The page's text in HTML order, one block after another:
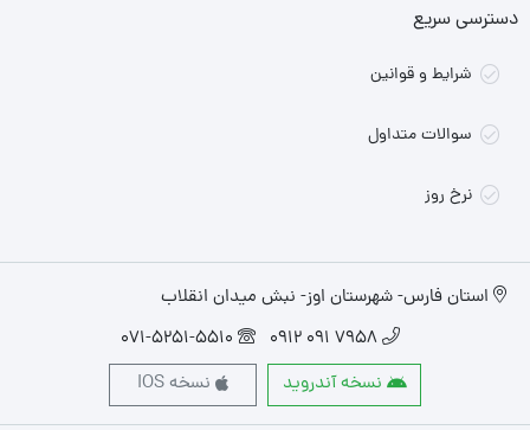
دسترسی سریع
شرایط و قوانین
سوالات متداول
نرخ روز
استان فارس- شهرستان اوز- نبش میدان انقلاب
7958 091 0912
071-5251-5510
نسخه آندروید
نسخه IOS